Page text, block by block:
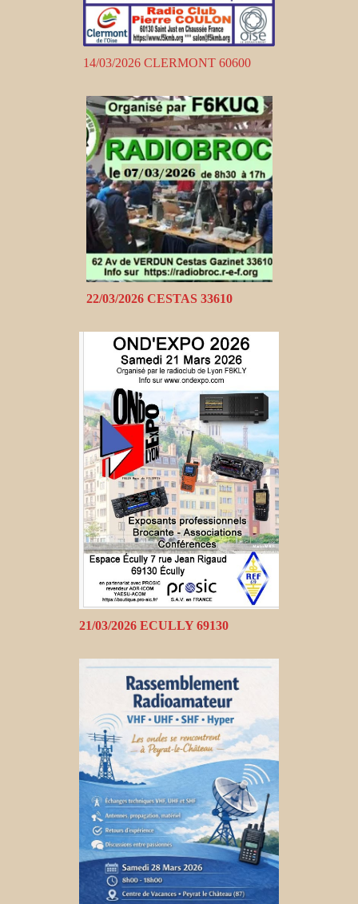
14/03/2026 CLERMONT 60600
22/03/2026 CESTAS 33610
21/03/2026 ECULLY 69130